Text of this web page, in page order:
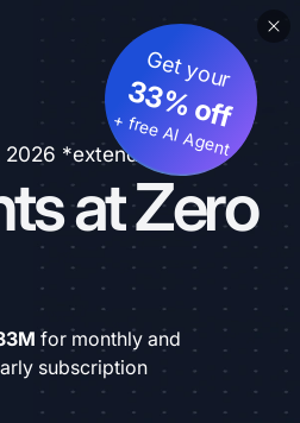
*extended
at Zero
Get your
33% off
+ free AI Agent
for monthly and
subscription